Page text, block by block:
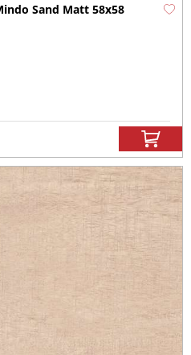
Sand Matt 58x58